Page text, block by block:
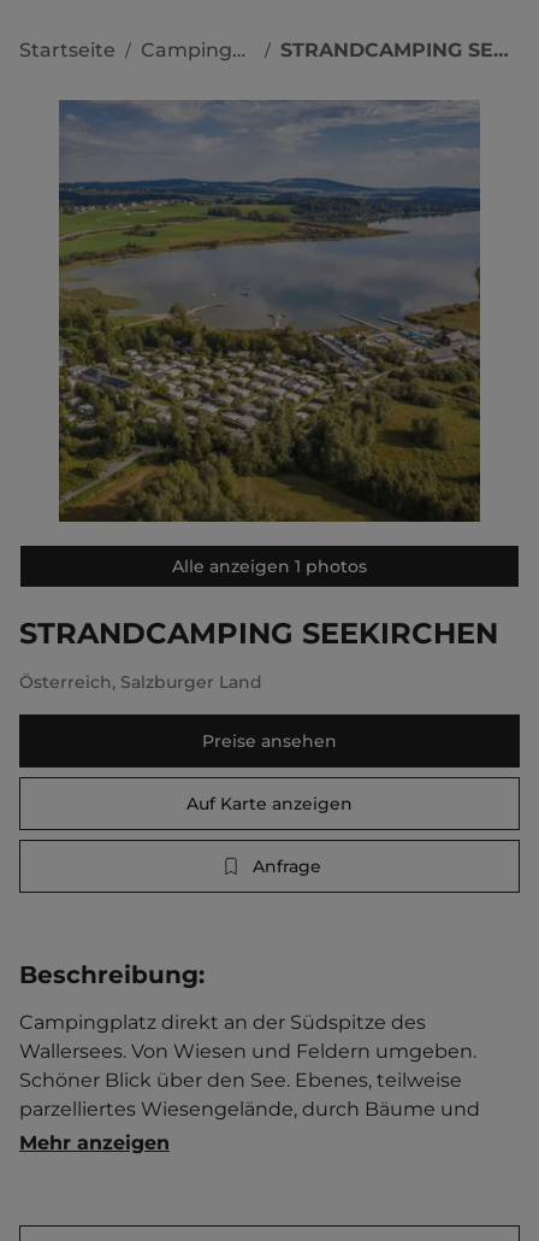
Startseite / Campingplätze / STRANDCAMPING SEEKIRCHEN
Alle anzeigen 1 photos
STRANDCAMPING SEEKIRCHEN
Österreich, Salzburger Land
Preise ansehen
Auf Karte anzeigen
Anfrage
Beschreibung:
Campingplatz direkt an der Südspitze des
Wallersees. Von Wiesen und Feldern umgeben.
Schöner Blick über den See. Ebenes, teilweise
parzelliertes Wiesengelände, durch Bäume und
Büsche gegliedert. Sanitäranlage beheizbar.
Wasserrutsche. Springkissen. Spielautomaten.
Mehr anzeigen